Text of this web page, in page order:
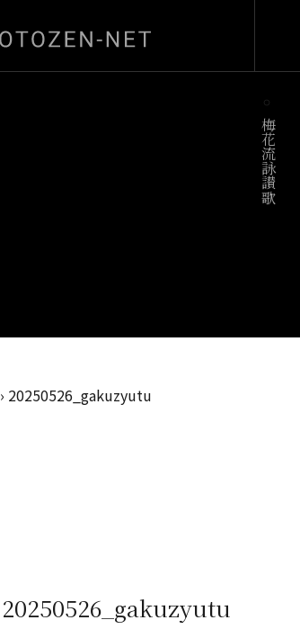
梅花流詠讃歌
› 20250526_gakuzyutu
20250526_gakuzyutu